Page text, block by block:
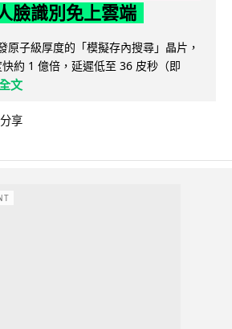
臉識別免上雲端
原子級厚度的「模擬存內搜尋」晶片，
約 1 億倍，延遲低至 36 皮秒（即
文
分享